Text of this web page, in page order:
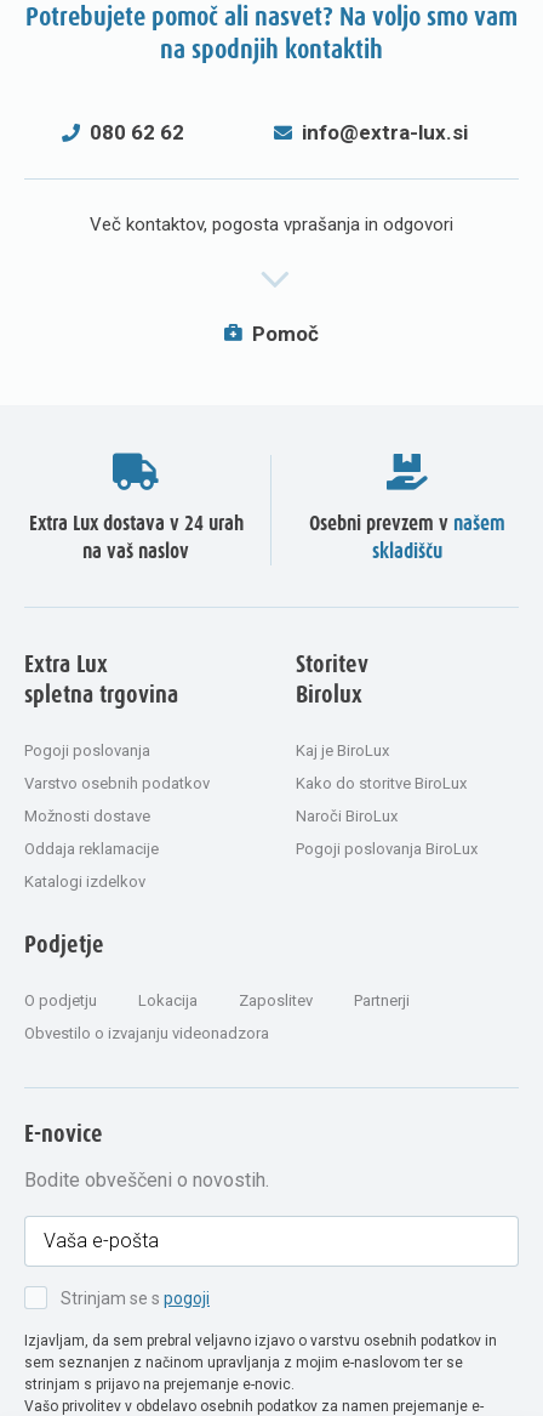
Potrebujete pomoč ali nasvet? Na voljo smo vam
na spodnjih kontaktih
080 62 62 info@extra-lux.si
Več kontaktov, pogosta vprašanja in odgovori
Pomoč
Extra Lux dostava v 24 urah
na vaš naslov
Osebni prevzem v našem
skladišču
Extra Lux
spletna trgovina
Pogoji poslovanja
Varstvo osebnih podatkov
Možnosti dostave
Oddaja reklamacije
Katalogi izdelkov
Storitev
Birolux
Kaj je BiroLux
Kako do storitve BiroLux
Naroči BiroLux
Pogoji poslovanja BiroLux
Podjetje
O podjetju Lokacija Zaposlitev
Partnerji
Obvestilo o izvajanju videonadzora
E-novice
Bodite obveščeni o novostih.
Strinjam se s pogoji
Izjavljam, da sem prebral veljavno izjavo o varstvu osebnih podatkov in
sem seznanjen z načinom upravljanja z mojim e-naslovom ter se
strinjam s prijavo na prejemanje e-novic.
Vašo privolitev v obdelavo osebnih podatkov za namen prejemanje e-